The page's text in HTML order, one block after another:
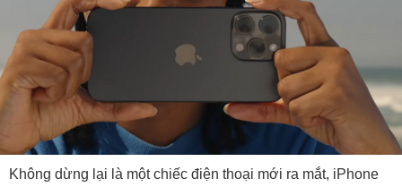
Không dừng lại là một chiếc điện thoại mới ra mắt, iPhone